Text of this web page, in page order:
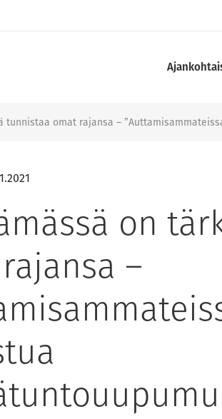
tunnistaa omat rajansa –
on
–